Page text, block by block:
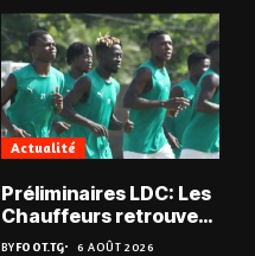
Actualité
Préliminaires LDC: Les
Chauffeurs retrouvent
les Mimos
BYFOOT.TG 6 AOÛT 2026